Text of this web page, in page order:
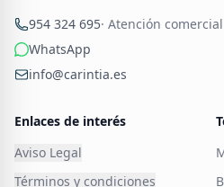
954 324 695· Atención comercial
WhatsApp
info@carintia.es
Enlaces de interés
Aviso Legal
Términos y condiciones